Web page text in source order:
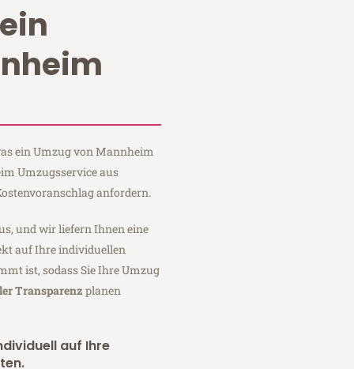
ein Umzug von Mannheim
Umzugsservice aus
anfordern.
und wir liefern Ihnen eine
auf Ihre individuellen
ist, sodass Sie Ihre Umzug
Transparenz planen
auf Ihre